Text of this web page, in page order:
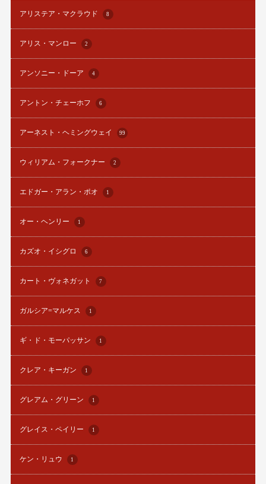
アリステア・マクラウド 8
アリス・マンロー 2
アンソニー・ドーア 4
アントン・チェーホフ 6
アーネスト・ヘミングウェイ 99
ウィリアム・フォークナー 2
エドガー・アラン・ポオ 1
オー・ヘンリー 1
カズオ・イシグロ 6
カート・ヴォネガット 7
ガルシア=マルケス 1
ギ・ド・モーパッサン 1
クレア・キーガン 1
グレアム・グリーン 1
グレイス・ペイリー 1
ケン・リュウ 1